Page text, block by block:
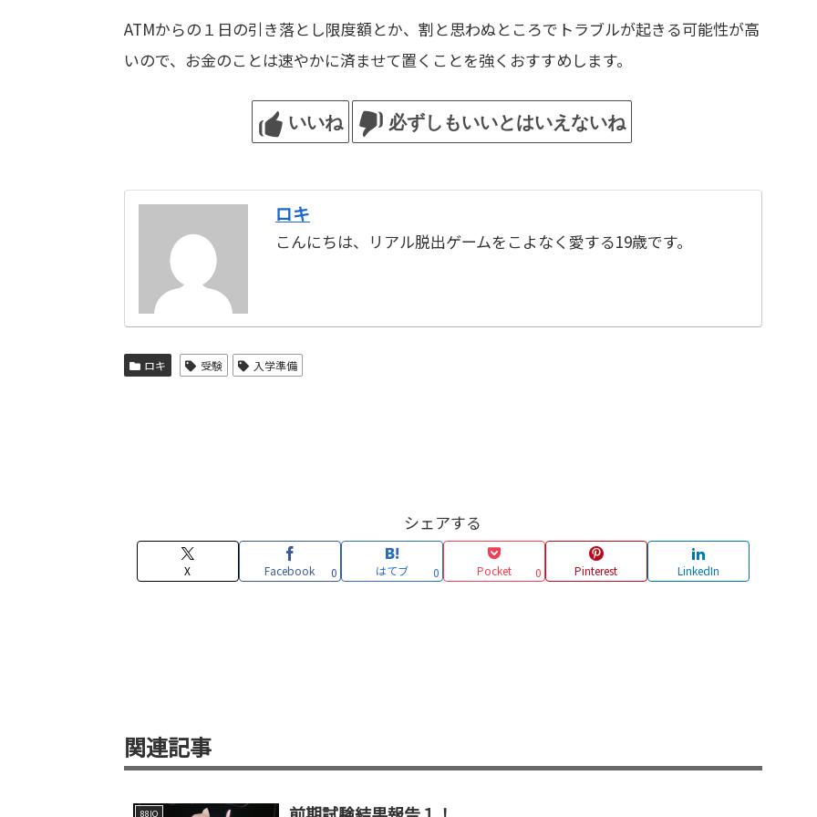
ATMからの１日の引き落とし限度額とか、割と思わぬところでトラブルが起きる可能性が高
いので、お金のことは速やかに済ませて置くことを強くおすすめします。
いいね 必ずしもいいとはいえないね
ロキ
こんにちは、リアル脱出ゲームをこよなく愛する19歳です。
ロキ 受験 入学準備
シェアする
X Facebook 0 はてブ 0 Pocket 0 Pinterest LinkedIn
関連記事
88IO